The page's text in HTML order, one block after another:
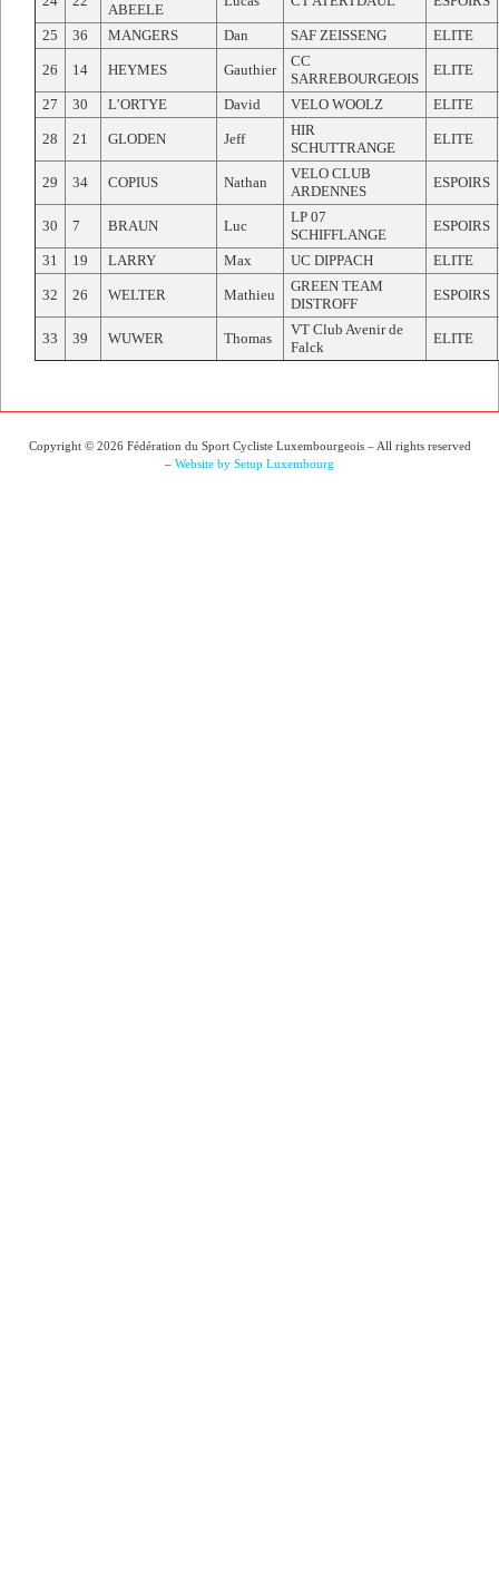
ABEELE
25 36 MANGERS Dan SAF ZEISSENG ELITE
26 14 HEYMES Gauthier
CC
SARREBOURGEOIS
ELITE
27 30 L’ORTYE David VELO WOOLZ ELITE
28 21 GLODEN Jeff
HIR
SCHUTTRANGE
ELITE
29 34 COPIUS Nathan
VELO CLUB
ARDENNES
ESPOIRS
30 7 BRAUN Luc
LP 07
SCHIFFLANGE
ESPOIRS
31 19 LARRY Max UC DIPPACH ELITE
32 26 WELTER Mathieu
GREEN TEAM
DISTROFF
ESPOIRS
33 39 WUWER Thomas
VT Club Avenir de
Falck
ELITE
Copyright © 2026 Fédération du Sport Cycliste Luxembourgeois – All rights reserved
– Website by Setup Luxembourg